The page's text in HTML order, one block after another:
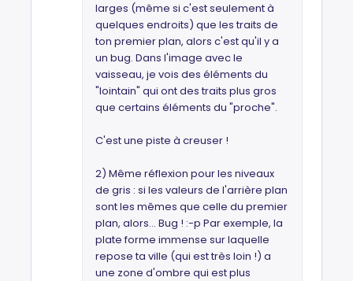
larges (même si c'est seulement à
quelques endroits) que les traits de
ton premier plan, alors c'est qu'il y a
un bug. Dans l'image avec le
vaisseau, je vois des éléments du
"lointain" qui ont des traits plus gros
que certains éléments du "proche".
C'est une piste à creuser !
2) Même réflexion pour les niveaux
de gris : si les valeurs de l'arrière plan
sont les mêmes que celle du premier
plan, alors... Bug ! :-p Par exemple, la
plate forme immense sur laquelle
repose ta ville (qui est très loin !) a
une zone d'ombre qui est plus